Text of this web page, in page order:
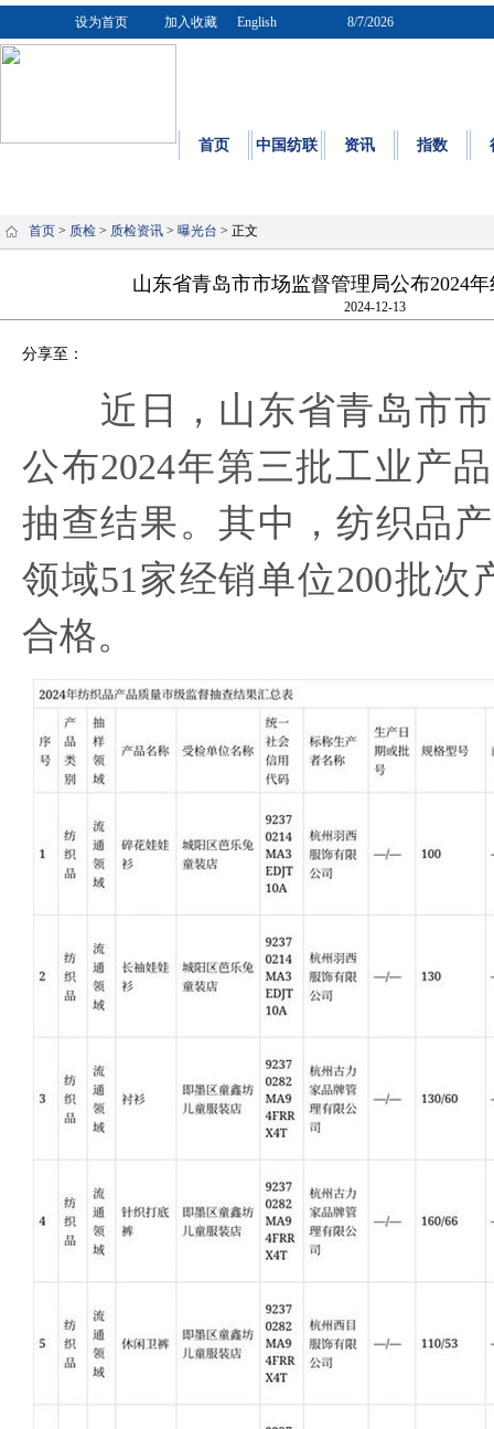
设为首页 加入收藏 English 8/7/2026
首页 中国纺联 资讯 指数
首页 > 质检 > 质检资讯 > 曝光台 > 正文
山东省青岛市市场监督管理局公布2024
2024-12-13
分享至：
近日，山东省青岛市市
公布2024年第三批工业产
抽查结果。其中，纺织品
领域51家经销单位200批次
合格。